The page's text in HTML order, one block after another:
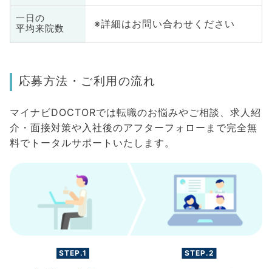
一日の
平均来院数
※詳細はお問い合わせください
応募方法・ご利用の流れ
マイナビDOCTORでは転職のお悩みやご相談、求人紹
介・面接対策や入社後のアフターフォローまで完全無
料でトータルサポートいたします。
STEP.1 STEP.2